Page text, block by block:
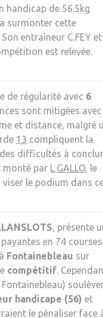
handicap de 56.5kg
surmonter cette
entraîneur C.FEY et
est relevée.
de régularité avec 6
sont mitigées avec
et distance, malgré
13 compliquent la
difficultés à
par L.GALLO, le
le podium dans
, présente
en 74
à Fontainebleau sur
compétitif.
handicape (56) et
le pénaliser face